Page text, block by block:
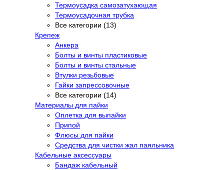
Термоусадка самозатухающая
Термоусадочная трубка
Все категории (13)
Крепеж
Анкера
Болты и винты пластиковые
Болты и винты стальные
Втулки резьбовые
Гайки запрессовочные
Все категории (14)
Материалы для пайки
Оплетка для выпайки
Припой
Флюсы для пайки
Средства для чистки жал паяльника
Кабельные аксессуары
Бандаж кабельный